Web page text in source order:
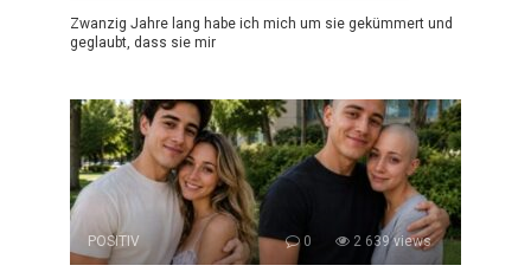
Zwanzig Jahre lang habe ich mich um sie gekümmert und
geglaubt, dass sie mir
POSITIV 0 2 639 views